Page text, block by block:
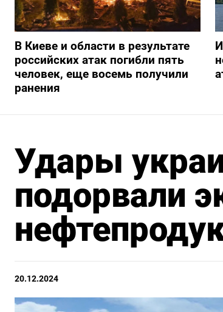
В Киеве и области в результате
российских атак погибли пять
человек, еще восемь получили
ранения
Удары
подорвали
20.12.2024